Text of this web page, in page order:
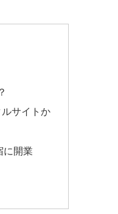
サイトか
に開業